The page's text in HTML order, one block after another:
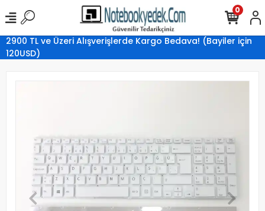
2900 TL ve Üzeri Alışverişlerde Kargo Bedava! (Bayiler için
120USD)
0